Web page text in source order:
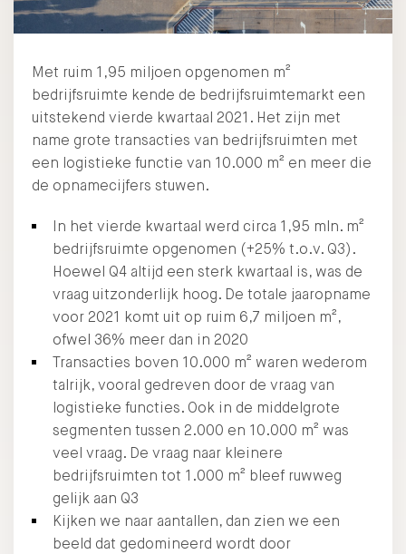
Met ruim 1,95 miljoen opgenomen m²
bedrijfsruimte kende de bedrijfsruimtemarkt een
uitstekend vierde kwartaal 2021. Het zijn met
name grote transacties van bedrijfsruimten met
een logistieke functie van 10.000 m² en meer die
de opnamecijfers stuwen.
In het vierde kwartaal werd circa 1,95 mln. m²
bedrijfsruimte opgenomen (+25% t.o.v. Q3).
Hoewel Q4 altijd een sterk kwartaal is, was de
vraag uitzonderlijk hoog. De totale jaaropname
voor 2021 komt uit op ruim 6,7 miljoen m²,
ofwel 36% meer dan in 2020
Transacties boven 10.000 m² waren wederom
talrijk, vooral gedreven door de vraag van
logistieke functies. Ook in de middelgrote
segmenten tussen 2.000 en 10.000 m² was
veel vraag. De vraag naar kleinere
bedrijfsruimten tot 1.000 m² bleef ruwweg
gelijk aan Q3
Kijken we naar aantallen, dan zien we een
beeld dat gedomineerd wordt door